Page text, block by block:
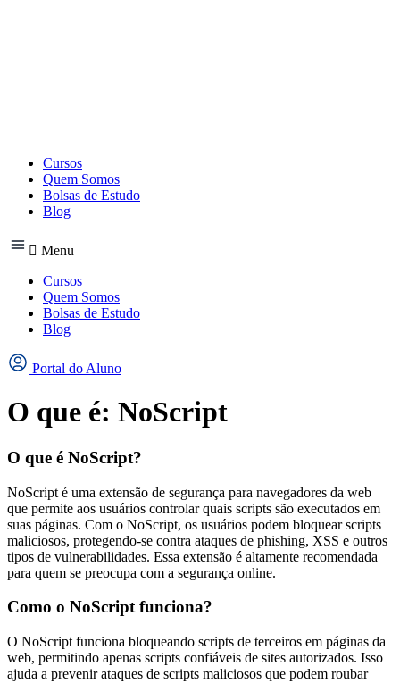
Cursos
Quem Somos
Bolsas de Estudo
Blog
Menu
Cursos
Quem Somos
Bolsas de Estudo
Blog
Portal do Aluno
O que é: NoScript
O que é NoScript?
NoScript é uma extensão de segurança para navegadores da web
que permite aos usuários controlar quais scripts são executados em
suas páginas. Com o NoScript, os usuários podem bloquear scripts
maliciosos, protegendo-se contra ataques de phishing, XSS e outros
tipos de vulnerabilidades. Essa extensão é altamente recomendada
para quem se preocupa com a segurança online.
Como o NoScript funciona?
O NoScript funciona bloqueando scripts de terceiros em páginas da
web, permitindo apenas scripts confiáveis de sites autorizados. Isso
ajuda a prevenir ataques de scripts maliciosos que podem roubar